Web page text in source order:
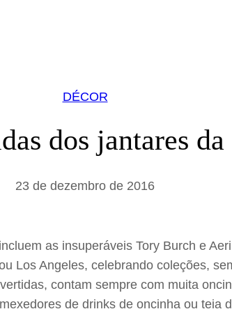
DÉCOR
dos jantares
23 de dezembro de 2016
as insuperáveis Tory Burch e
Los Angeles, celebrando coleções,
contam sempre com muita
de drinks de oncinha ou teia